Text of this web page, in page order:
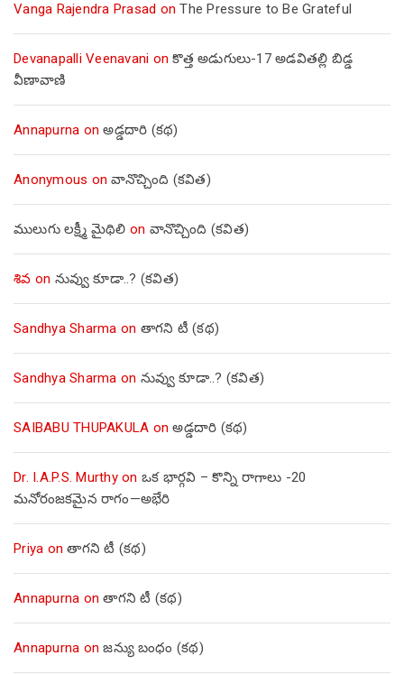
Vanga Rajendra Prasad onThe Pressure to Be Grateful
Devanapalli Veenavani onకొత్త అడుగులు-17 అడవితల్లి బిడ్డ
వీణావాణి
Annapurna onఅడ్డదారి (కథ)
Anonymous onవానొచ్చింది (కవిత)
ములుగు లక్ష్మీ మైథిలి on వానొచ్చింది (కవిత)
శివ on నువ్వు కూడా..? (కవిత)
Sandhya Sharma on తాగని టీ (కథ)
Sandhya Sharma on నువ్వు కూడా..? (కవిత)
SAIBABU THUPAKULA onఅడ్డదారి (కథ)
Dr. I.A.P.S. Murthyon ఒక భార్గవి – కొన్ని రాగాలు -20
మనోరంజకమైన రాగం—అభేరి
Priya onతాగని టీ (కథ)
Annapurna onతాగని టీ (కథ)
Annapurna onజన్యు బంధం (కథ)